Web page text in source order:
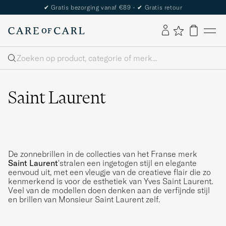
✔ Gratis bezorging vanaf €89 - ✔ Gratis retour
Zoeken
Saint Laurent
De zonnebrillen in de collecties van het Franse merk
Saint Laurent'stralen een ingetogen stijl en elegante
eenvoud uit, met een vleugje van de creatieve flair die zo
kenmerkend is voor de esthetiek van Yves Saint Laurent.
Veel van de modellen doen denken aan de verfijnde stijl
en brillen van Monsieur Saint Laurent zelf.